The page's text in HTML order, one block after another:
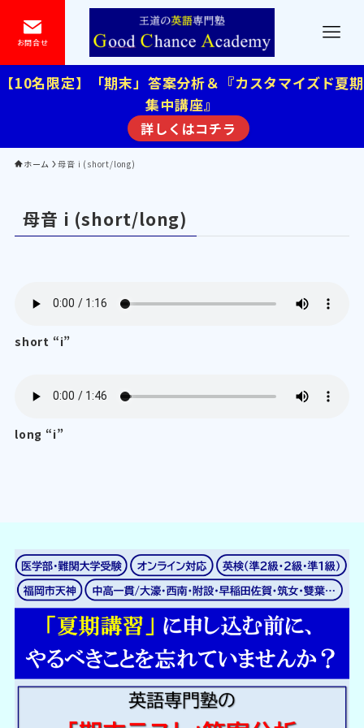
お問合せ
【10名限定】「期末」答案分析＆『カスタマイズド夏期
集中講座』
詳しくはコチラ
ホーム 母音 i (short/long)
母音 i (short/long)
short “i”
long “i”